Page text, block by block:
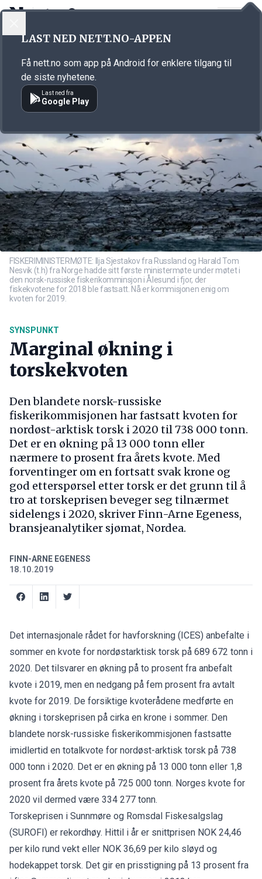
Annonsørinnhold
FISKERIMINISTERMØTE: Ilja Sjestakov fra Russland og Harald Tom
Nesvik (t.h) fra Norge hadde sitt første ministermøte under møtet i
den norsk-russiske fiskerikomminsjon i Ålesund i fjor, der
fiskekvotene for 2018 ble fastsatt. Nå er kommisjonen enig om
kvoten for 2019.
SYNSPUNKT
Marginal økning i
torskekvoten
Den blandete norsk-russiske
fiskerikommisjonen har fastsatt kvoten for
nordøst-arktisk torsk i 2020 til 738 000 tonn.
Det er en økning på 13 000 tonn eller
nærmere to prosent fra årets kvote. Med
forventinger om en fortsatt svak krone og
god etterspørsel etter torsk er det grunn til å
tro at torskeprisen beveger seg tilnærmet
sidelengs i 2020, skriver Finn-Arne Egeness,
bransjeanalytiker sjømat, Nordea.
FINN-ARNE EGENESS
18.10.2019
Det internasjonale rådet for havforskning (ICES) anbefalte i
sommer en kvote for nordøstarktisk torsk på 689 672 tonn i
2020. Det tilsvarer en økning på to prosent fra anbefalt
kvote i 2019, men en nedgang på fem prosent fra avtalt
kvote for 2019. De forsiktige kvoterådene medførte en
økning i torskeprisen på cirka en krone i sommer. Den
blandete norsk-russiske fiskerikommisjonen fastsatte
imidlertid en totalkvote for nordøst-arktisk torsk på 738
000 tonn i 2020. Det er en økning på 13 000 tonn eller 1,8
prosent fra årets kvote på 725 000 tonn. Norges kvote for
2020 vil dermed være 334 277 tonn.
Torskeprisen i Sunnmøre og Romsdal Fiskesalgslag
(SUROFI) er rekordhøy. Hittil i år er snittprisen NOK 24,46
per kilo rund vekt eller NOK 36,69 per kilo sløyd og
hodekappet torsk. Det gir en prisstigning på 13 prosent fra
LAST NED NETT.NO-APPEN
Få nett.no som app på Android for enklere tilgang til
de siste nyhetene.
Last ned fra
Google Play